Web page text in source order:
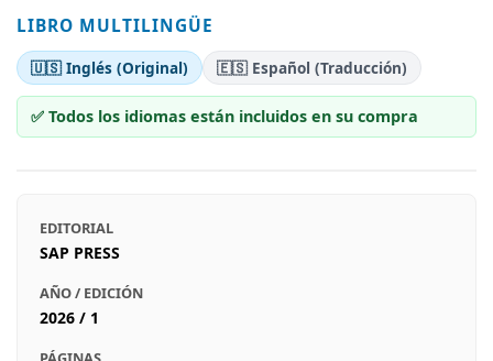
LIBRO MULTILINGÜE
🇺🇸 Inglés (Original) 🇪🇸 Español (Traducción)
✅ Todos los idiomas están incluidos en su compra
EDITORIAL
SAP PRESS
AÑO / EDICIÓN
2026 / 1